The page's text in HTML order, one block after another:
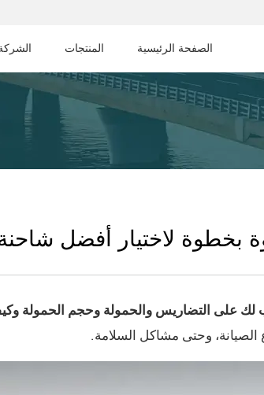
الصفحة الرئيسية المنتجات
بخطوة لاختيار أفضل
لك على التضاريس والحمولة وحجم الحمولة
الصيانة، وحتى مشاكل السلامة.